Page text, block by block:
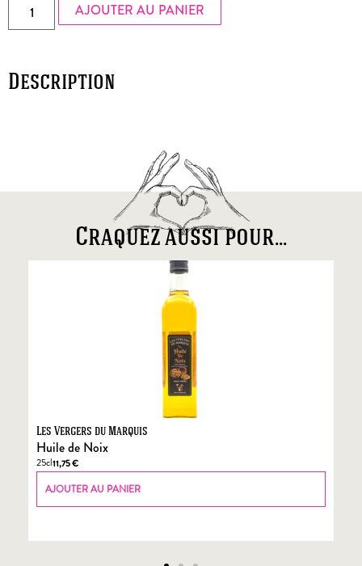
AJOUTER AU PANIER
Description
Craquez aussi pour...
Les Vergers du Marquis
Huile de Noix
25cl11,75€
AJOUTER AU PANIER